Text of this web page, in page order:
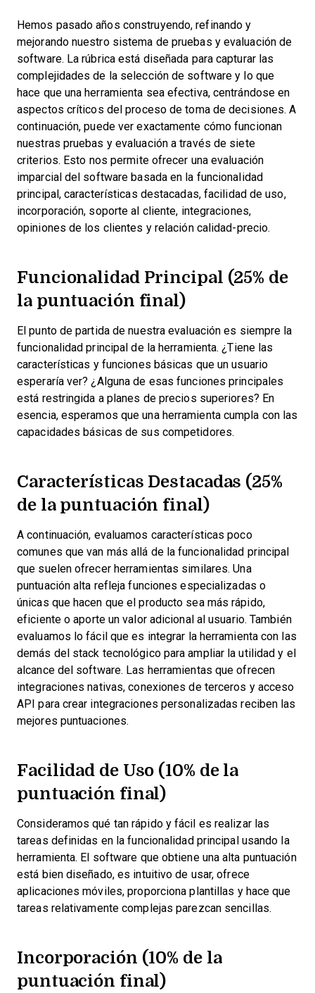
Hemos pasado años construyendo, refinando y
mejorando nuestro sistema de pruebas y evaluación de
software. La rúbrica está diseñada para capturar las
complejidades de la selección de software y lo que
hace que una herramienta sea efectiva, centrándose en
aspectos críticos del proceso de toma de decisiones. A
continuación, puede ver exactamente cómo funcionan
nuestras pruebas y evaluación a través de siete
criterios. Esto nos permite ofrecer una evaluación
imparcial del software basada en la funcionalidad
principal, características destacadas, facilidad de uso,
incorporación, soporte al cliente, integraciones,
opiniones de los clientes y relación calidad-precio.
Funcionalidad Principal (25% de
la puntuación final)
El punto de partida de nuestra evaluación es siempre la
funcionalidad principal de la herramienta. ¿Tiene las
características y funciones básicas que un usuario
esperaría ver? ¿Alguna de esas funciones principales
está restringida a planes de precios superiores? En
esencia, esperamos que una herramienta cumpla con las
capacidades básicas de sus competidores.
Características Destacadas (25%
de la puntuación final)
A continuación, evaluamos características poco
comunes que van más allá de la funcionalidad principal
que suelen ofrecer herramientas similares. Una
puntuación alta refleja funciones especializadas o
únicas que hacen que el producto sea más rápido,
eficiente o aporte un valor adicional al usuario. También
evaluamos lo fácil que es integrar la herramienta con las
demás del stack tecnológico para ampliar la utilidad y el
alcance del software. Las herramientas que ofrecen
integraciones nativas, conexiones de terceros y acceso
API para crear integraciones personalizadas reciben las
mejores puntuaciones.
Facilidad de Uso (10% de la
puntuación final)
Consideramos qué tan rápido y fácil es realizar las
tareas definidas en la funcionalidad principal usando la
herramienta. El software que obtiene una alta puntuación
está bien diseñado, es intuitivo de usar, ofrece
aplicaciones móviles, proporciona plantillas y hace que
tareas relativamente complejas parezcan sencillas.
Incorporación (10% de la
puntuación final)